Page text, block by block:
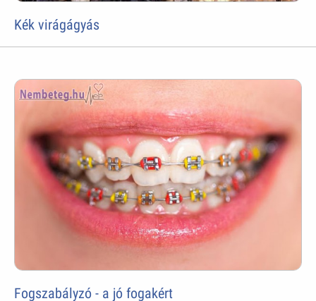
Kék virágágyás
Fogszabályzó - a jó fogakért